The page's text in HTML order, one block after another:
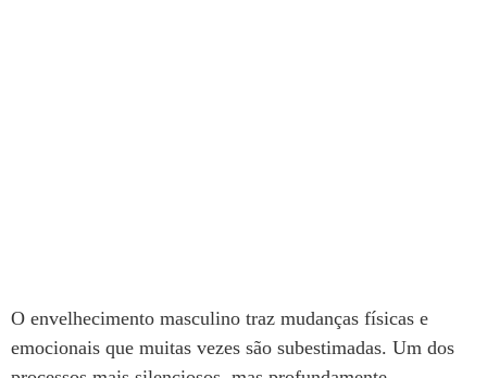
O envelhecimento masculino traz mudanças físicas e
emocionais que muitas vezes são subestimadas. Um dos